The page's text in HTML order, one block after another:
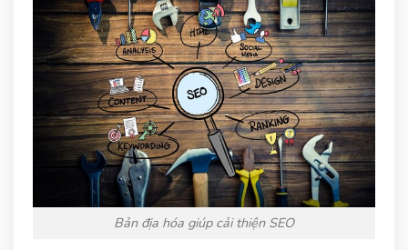
Bản địa hóa giúp cải thiện SEO